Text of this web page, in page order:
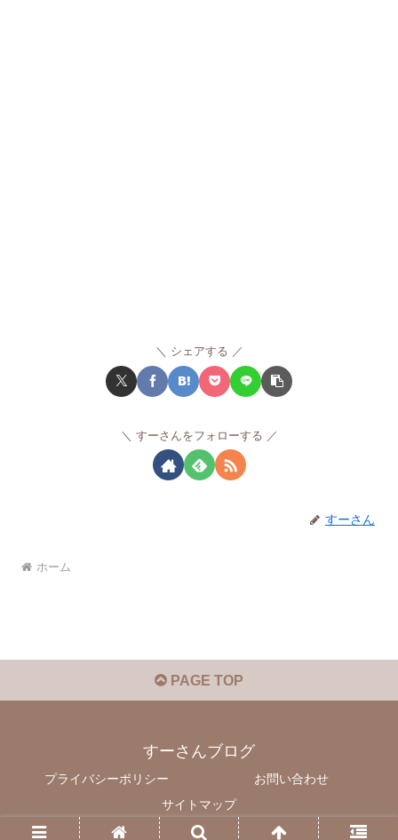
シェアする
すーさんをフォローする
すーさん
ホーム
PAGE TOP
すーさんブログ
プライバシーポリシー
お問い合わせ
サイトマップ
© 2023 すーさんブログ.